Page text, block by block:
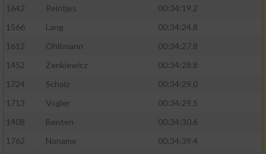
1642
Reintjes
00:34:19.2
1566
Lang
00:34:24.8
1612
Ohltmann
00:34:27.8
1452
Zenkiewicz
00:34:28.8
1724
Scholz
00:34:29.0
1713
Vogler
00:34:29.5
1408
Benten
00:34:30.6
1762
Noname
00:34:39.4